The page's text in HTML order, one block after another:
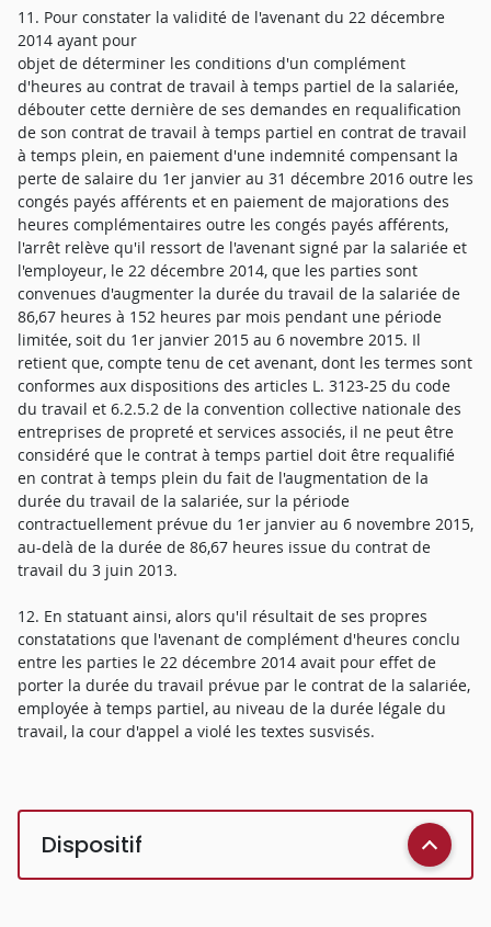
11. Pour constater la validité de l'avenant du 22 décembre
2014 ayant pour
objet de déterminer les conditions d'un complément
d'heures au contrat de travail à temps partiel de la salariée,
débouter cette dernière de ses demandes en requalification
de son contrat de travail à temps partiel en contrat de travail
à temps plein, en paiement d'une indemnité compensant la
perte de salaire du 1er janvier au 31 décembre 2016 outre les
congés payés afférents et en paiement de majorations des
heures complémentaires outre les congés payés afférents,
l'arrêt relève qu'il ressort de l'avenant signé par la salariée et
l'employeur, le 22 décembre 2014, que les parties sont
convenues d'augmenter la durée du travail de la salariée de
86,67 heures à 152 heures par mois pendant une période
limitée, soit du 1er janvier 2015 au 6 novembre 2015. Il
retient que, compte tenu de cet avenant, dont les termes sont
conformes aux dispositions des articles L. 3123-25 du code
du travail et 6.2.5.2 de la convention collective nationale des
entreprises de propreté et services associés, il ne peut être
considéré que le contrat à temps partiel doit être requalifié
en contrat à temps plein du fait de l'augmentation de la
durée du travail de la salariée, sur la période
contractuellement prévue du 1er janvier au 6 novembre 2015,
au-delà de la durée de 86,67 heures issue du contrat de
travail du 3 juin 2013.
12. En statuant ainsi, alors qu'il résultait de ses propres
constatations que l'avenant de complément d'heures conclu
entre les parties le 22 décembre 2014 avait pour effet de
porter la durée du travail prévue par le contrat de la salariée,
employée à temps partiel, au niveau de la durée légale du
travail, la cour d'appel a violé les textes susvisés.
Dispositif